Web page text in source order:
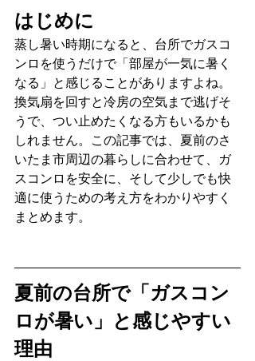
はじめに
蒸し暑い時期になると、台所でガスコ
ンロを使うだけで「部屋が一気に暑く
なる」と感じることがありますよね。
換気扇を回すと冷房の空気まで逃げそ
うで、つい止めたくなる方もいるかも
しれません。この記事では、夏前のさ
いたま市周辺の暮らしに合わせて、ガ
スコンロを安全に、そして少しでも快
適に使うための考え方をわかりやすく
まとめます。
夏前の台所で「ガスコン
ロが暑い」と感じやすい
理由